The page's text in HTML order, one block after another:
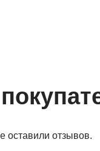
оставили отзывов.